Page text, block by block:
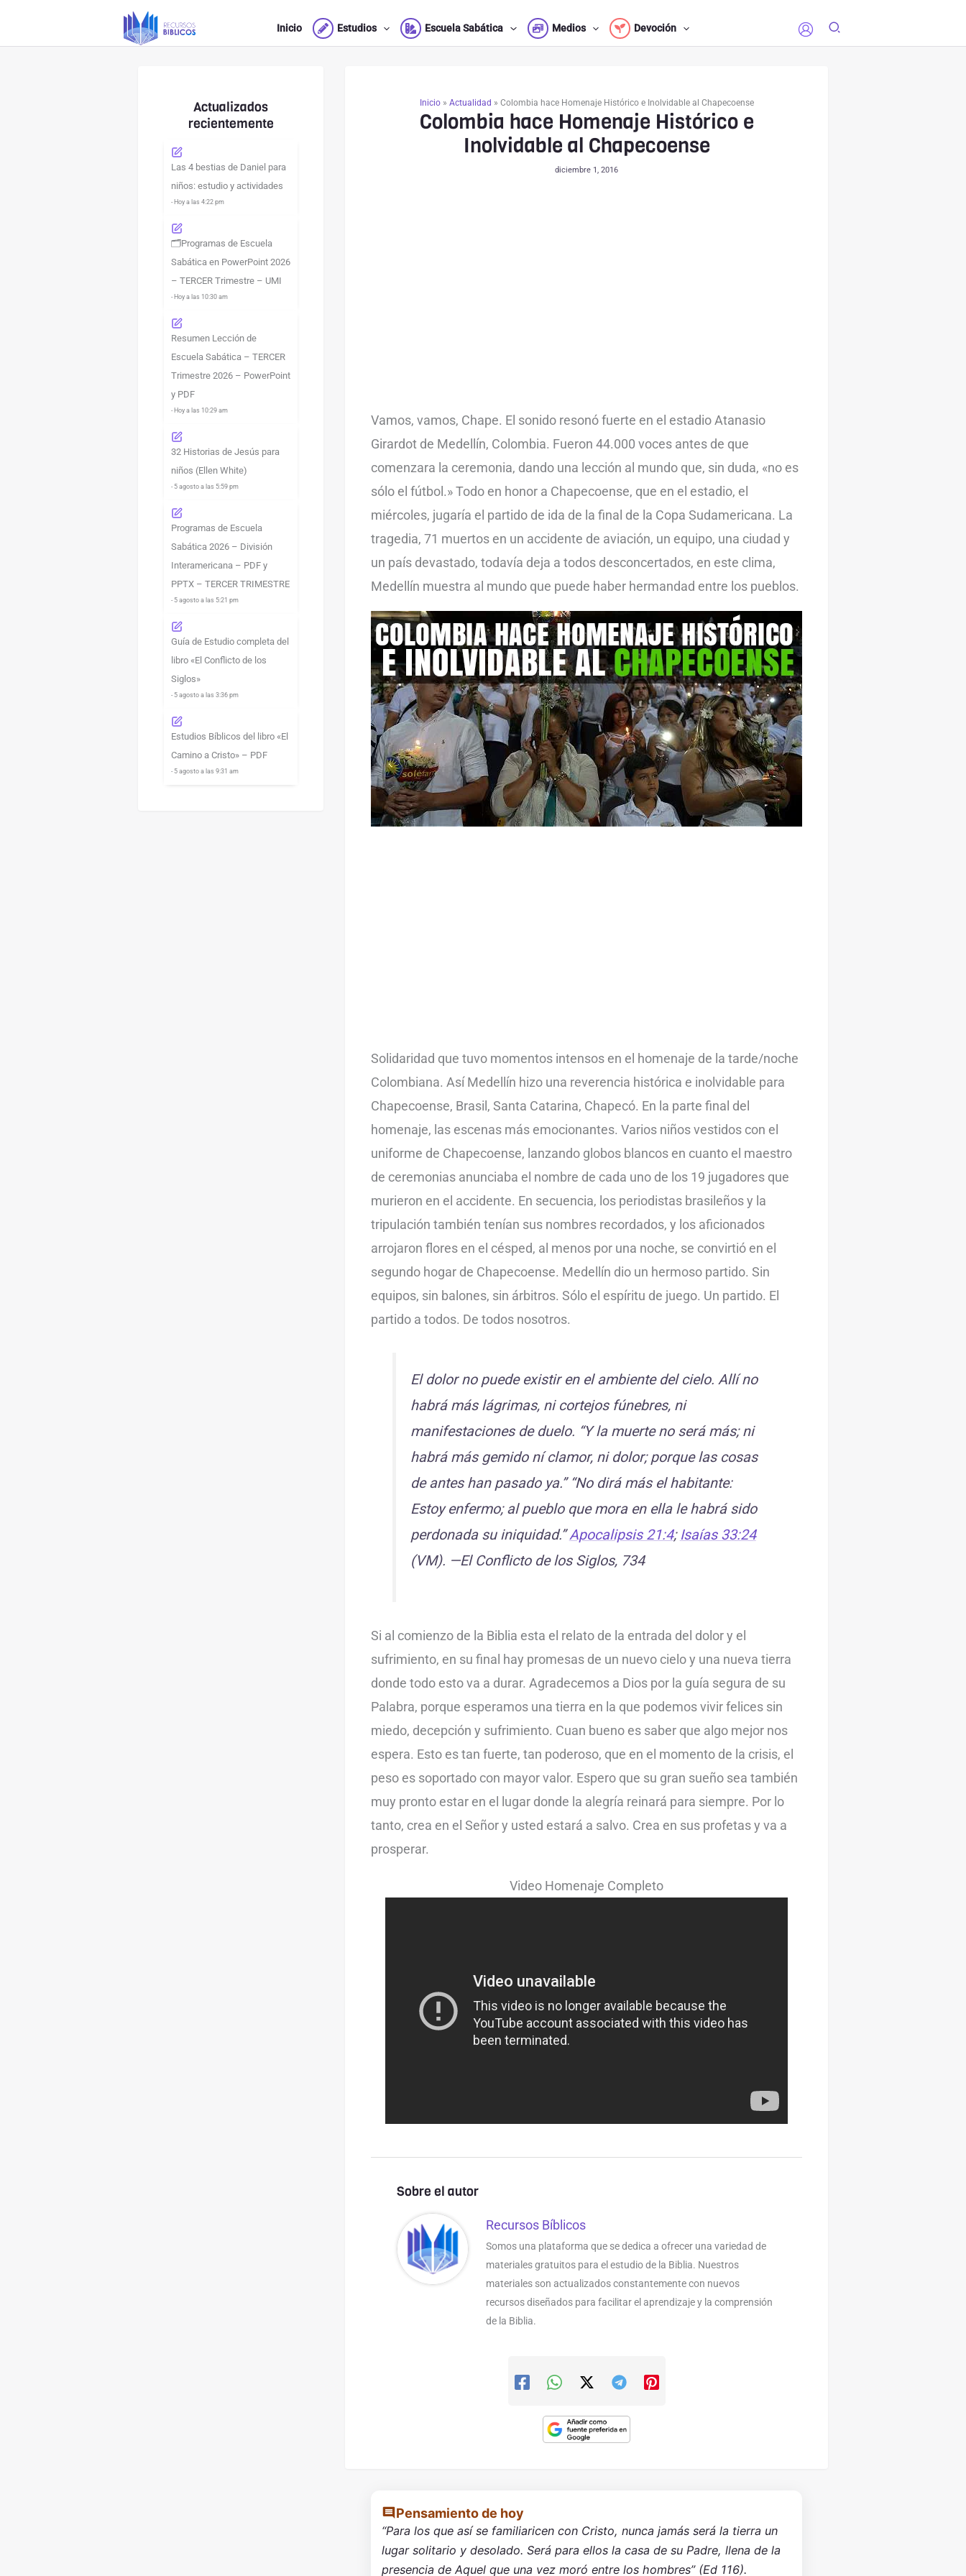
Inicio Estudios Escuela Sabática Medios Devoción
Actualizados
recientemente
Las 4 bestias de Daniel para
niños: estudio y actividades
- Hoy a las 4:22 pm
🗂️Programas de Escuela
Sabática en PowerPoint 2026
– TERCER Trimestre – UMI
- Hoy a las 10:30 am
Resumen Lección de
Escuela Sabática – TERCER
Trimestre 2026 – PowerPoint
y PDF
- Hoy a las 10:29 am
32 Historias de Jesús para
niños (Ellen White)
- 5 agosto a las 5:59 pm
Programas de Escuela
Sabática 2026 – División
Interamericana – PDF y
PPTX – TERCER TRIMESTRE
- 5 agosto a las 5:21 pm
Guía de Estudio completa del
libro «El Conflicto de los
Siglos»
- 5 agosto a las 3:36 pm
Estudios Bíblicos del libro «El
Camino a Cristo» – PDF
- 5 agosto a las 9:31 am
Inicio» Actualidad » Colombia hace Homenaje Histórico e Inolvidable al Chapecoense
Colombia hace Homenaje Histórico e
Inolvidable al Chapecoense
diciembre 1, 2016
Vamos, vamos, Chape. El sonido resonó fuerte en el estadio Atanasio
Girardot de Medellín, Colombia. Fueron 44.000 voces antes de que
comenzara la ceremonia, dando una lección al mundo que, sin duda, «no es
sólo el fútbol.» Todo en honor a Chapecoense, que en el estadio, el
miércoles, jugaría el partido de ida de la final de la Copa Sudamericana. La
tragedia, 71 muertos en un accidente de aviación, un equipo, una ciudad y
un país devastado, todavía deja a todos desconcertados, en este clima,
Medellín muestra al mundo que puede haber hermandad entre los pueblos.
Solidaridad que tuvo momentos intensos en el homenaje de la tarde/noche
Colombiana. Así Medellín hizo una reverencia histórica e inolvidable para
Chapecoense, Brasil, Santa Catarina, Chapecó. En la parte final del
homenaje, las escenas más emocionantes. Varios niños vestidos con el
uniforme de Chapecoense, lanzando globos blancos en cuanto el maestro
de ceremonias anunciaba el nombre de cada uno de los 19 jugadores que
murieron en el accidente. En secuencia, los periodistas brasileños y la
tripulación también tenían sus nombres recordados, y los aficionados
arrojaron flores en el césped, al menos por una noche, se convirtió en el
segundo hogar de Chapecoense. Medellín dio un hermoso partido. Sin
equipos, sin balones, sin árbitros. Sólo el espíritu de juego. Un partido. El
partido a todos. De todos nosotros.
El dolor no puede existir en el ambiente del cielo. Allí no
habrá más lágrimas, ni cortejos fúnebres, ni
manifestaciones de duelo. “Y la muerte no será más; ni
habrá más gemido ní clamor, ni dolor; porque las cosas
de antes han pasado ya.” “No dirá más el habitante:
Estoy enfermo; al pueblo que mora en ella le habrá sido
perdonada su iniquidad.”Apocalipsis 21:4; Isaías 33:24
(VM). —El Conflicto de los Siglos, 734
Si al comienzo de la Biblia esta el relato de la entrada del dolor y el
sufrimiento, en su final hay promesas de un nuevo cielo y una nueva tierra
donde todo esto va a durar. Agradecemos a Dios por la guía segura de su
Palabra, porque esperamos una tierra en la que podemos vivir felices sin
miedo, decepción y sufrimiento. Cuan bueno es saber que algo mejor nos
espera. Esto es tan fuerte, tan poderoso, que en el momento de la crisis, el
peso es soportado con mayor valor. Espero que su gran sueño sea también
muy pronto estar en el lugar donde la alegría reinará para siempre. Por lo
tanto, crea en el Señor y usted estará a salvo. Crea en sus profetas y va a
prosperar.
Video Homenaje Completo
Sobre el autor
Recursos Bíblicos
Somos una plataforma que se dedica a ofrecer una variedad de
materiales gratuitos para el estudio de la Biblia. Nuestros
materiales son actualizados constantemente con nuevos
recursos diseñados para facilitar el aprendizaje y la comprensión
de la Biblia.
Pensamiento de hoy
“Para los que así se familiaricen con Cristo, nunca jamás será la tierra un
lugar solitario y desolado. Será para ellos la casa de su Padre, llena de la
presencia de Aquel que una vez moró entre los hombres” (Ed 116).